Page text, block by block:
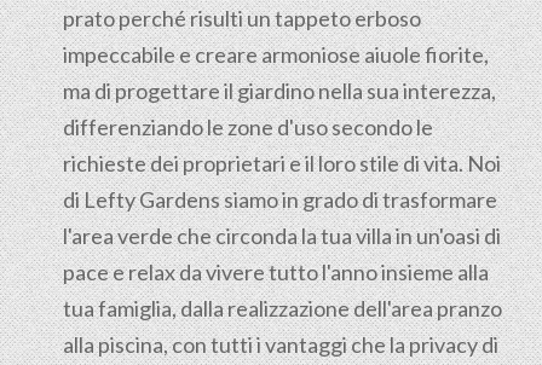
prato perché risulti un tappeto erboso
impeccabile e creare armoniose aiuole fiorite,
ma di progettare il giardino nella sua interezza,
differenziando le zone d'uso secondo le
richieste dei proprietari e il loro stile di vita. Noi
di Lefty Gardens siamo in grado di trasformare
l'area verde che circonda la tua villa in un'oasi di
pace e relax da vivere tutto l'anno insieme alla
tua famiglia, dalla realizzazione dell'area pranzo
alla piscina, con tutti i vantaggi che la privacy di